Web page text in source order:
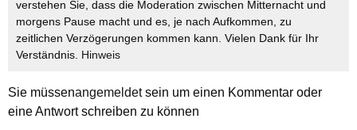
verstehen Sie, dass die Moderation zwischen Mitternacht und
morgens Pause macht und es, je nach Aufkommen, zu
zeitlichen Verzögerungen kommen kann. Vielen Dank für Ihr
Verständnis. Hinweis
Sie müssenangemeldetsein um einen Kommentar oder
eine Antwort schreiben zu können